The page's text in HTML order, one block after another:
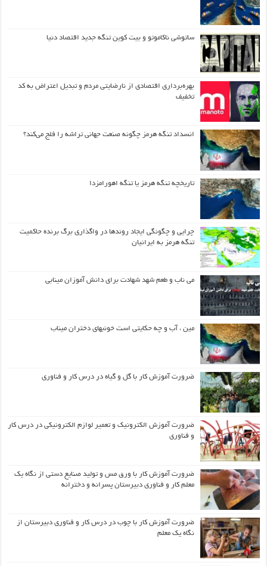
ساتوشی ناکاموتو و بیت کوین تنگه جدید اقتصاد دنیا
بهره‌برداری اقتصادی از نارضایتی مردم و تبدیل اعتراض به کد
تخفیف
انسداد تنگه هرمز چگونه صنعت جهانی تراشه را فلج می‌کند؟
تاریخچه تنگه هرمز یا تنگه اهورامزدا
چرایی و چگونگی ایجاد روندها در واگذاری برگ برنده حاکمیت
تنگه هرمز به ایرانیان
می ناب و طعم شهد شهادت برای دانش آموزان مینابی
مین ، آب و چه حکایتی است خونبهای دختران میناب
ضرورت آموزش کار با گل و گیاه در درس کار و فناوری
ضرورت آموزش الکترونیک و تعمیر لوازم الکترونیکی در درس کار
و فناوری
ضرورت آموزش کار با ورق مس و تولید صنایع دستی از نگاه یک
معلم کار و فناوری دبیرستان پسرانه و دخترانه
ضرورت آموزش کار با چوب در درس کار و فناوری دبیرستان از
نگاه یک معلم